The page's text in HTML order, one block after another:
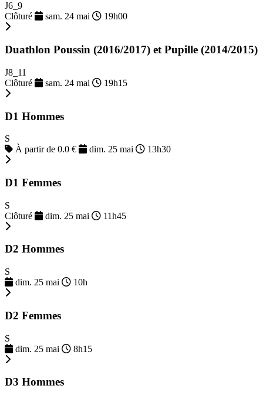
J6_9
Clôturé
sam. 24 mai 19h00
Duathlon Poussin (2016/2017) et Pupille (2014/2015)
J8_11
Clôturé
sam. 24 mai 19h15
D1 Hommes
S
À partir de 0.0 €
dim. 25 mai 13h30
D1 Femmes
S
Clôturé
dim. 25 mai 11h45
D2 Hommes
S
dim. 25 mai
10h
D2 Femmes
S
dim. 25 mai
8h15
D3 Hommes